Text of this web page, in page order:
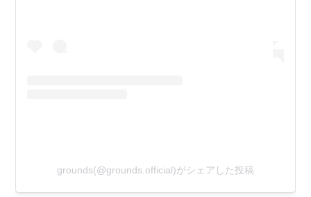
grounds(@grounds.official)がシェアした投稿